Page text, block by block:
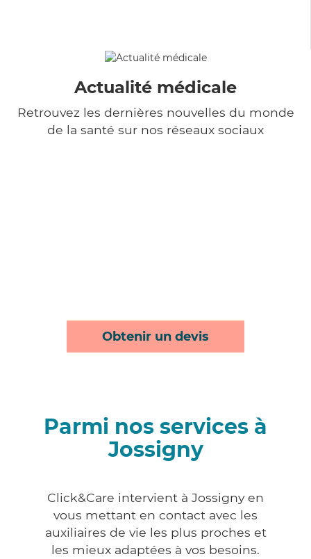
Actualité médicale
Retrouvez les dernières nouvelles du monde
de la santé sur nos réseaux sociaux
Obtenir un devis
Parmi nos services à
Jossigny
Click&Care intervient à Jossigny en
vous mettant en contact avec les
auxiliaires de vie les plus proches et
les mieux adaptées à vos besoins.